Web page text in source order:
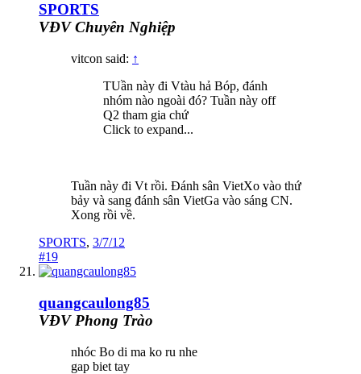
SPORTS
VĐV Chuyên Nghiệp
vitcon said: ↑
TUần này đi Vtàu hả Bóp, đánh
nhóm nào ngoài đó? Tuần này off
Q2 tham gia chứ
Click to expand...
Tuần này đi Vt rồi. Đánh sân VietXo vào thứ
bảy và sang đánh sân VietGa vào sáng CN.
Xong rồi về.
SPORTS, 3/7/12
#19
quangcaulong85
VĐV Phong Trào
nhóc Bo di ma ko ru nhe
gap biet tay